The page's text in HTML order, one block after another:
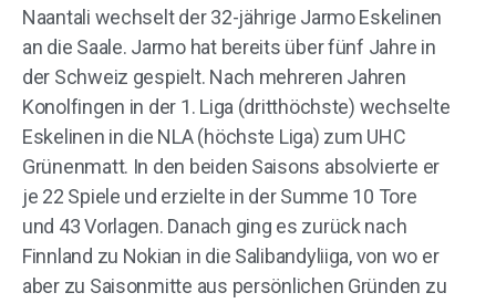
Naantali wechselt der 32-jährige Jarmo Eskelinen
an die Saale. Jarmo hat bereits über fünf Jahre in
der Schweiz gespielt. Nach mehreren Jahren
Konolfingen in der 1. Liga (dritthöchste) wechselte
Eskelinen in die NLA (höchste Liga) zum UHC
Grünenmatt. In den beiden Saisons absolvierte er
je 22 Spiele und erzielte in der Summe 10 Tore
und 43 Vorlagen. Danach ging es zurück nach
Finnland zu Nokian in die Salibandyliiga, von wo er
aber zu Saisonmitte aus persönlichen Gründen zu